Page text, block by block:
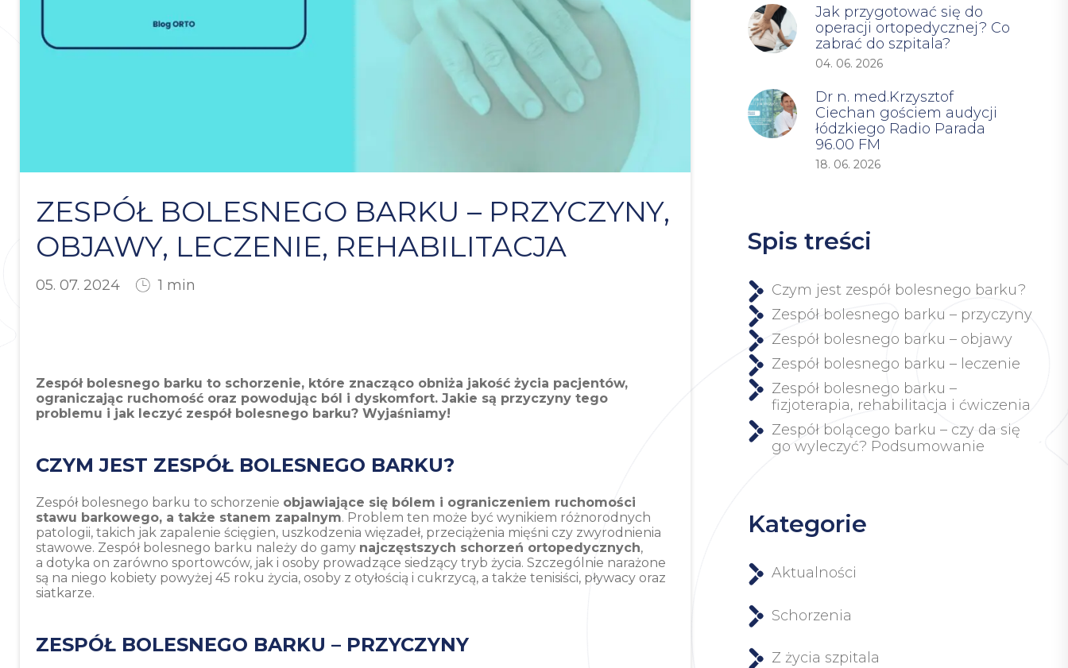
ZESPÓŁ BOLESNEGO BARKU – PRZYCZYNY,
OBJAWY, LECZENIE, REHABILITACJA
05. 07. 2024 1 min
Zespół bolesnego barku to schorzenie, które znacząco obniża jakość życia pacjentów,
ograniczając ruchomość oraz powodując ból i dyskomfort. Jakie są przyczyny tego
problemu i jak leczyć zespół bolesnego barku? Wyjaśniamy!
CZYM JEST ZESPÓŁ BOLESNEGO BARKU?
Zespół bolesnego barku to schorzenie objawiające się bólem i ograniczeniem ruchomości
stawu barkowego, a także stanem zapalnym. Problem ten może być wynikiem różnorodnych
patologii, takich jak zapalenie ścięgien, uszkodzenia więzadeł, przeciążenia mięśni czy zwyrodnienia
stawowe. Zespół bolesnego barku należy do gamy najczęstszych schorzeń ortopedycznych,
a dotyka on zarówno sportowców, jak i osoby prowadzące siedzący tryb życia. Szczególnie narażone
są na niego kobiety powyżej 45 roku życia, osoby z otyłością i cukrzycą, a także tenisiści, pływacy oraz
siatkarze.
ZESPÓŁ BOLESNEGO BARKU – PRZYCZYNY
Jak przygotować się do
operacji ortopedycznej? Co
zabrać do szpitala?
04. 06. 2026
Dr n. med.Krzysztof
Ciechan gościem audycji
łódzkiego Radio Parada
96.00 FM
18. 06. 2026
Spis treści
Czym jest zespół bolesnego barku?
Zespół bolesnego barku – przyczyny
Zespół bolesnego barku – objawy
Zespół bolesnego barku – leczenie
Zespół bolesnego barku –
fizjoterapia, rehabilitacja i ćwiczenia
Zespół bolącego barku – czy da się
go wyleczyć? Podsumowanie
Kategorie
Aktualności
Schorzenia
Z życia szpitala